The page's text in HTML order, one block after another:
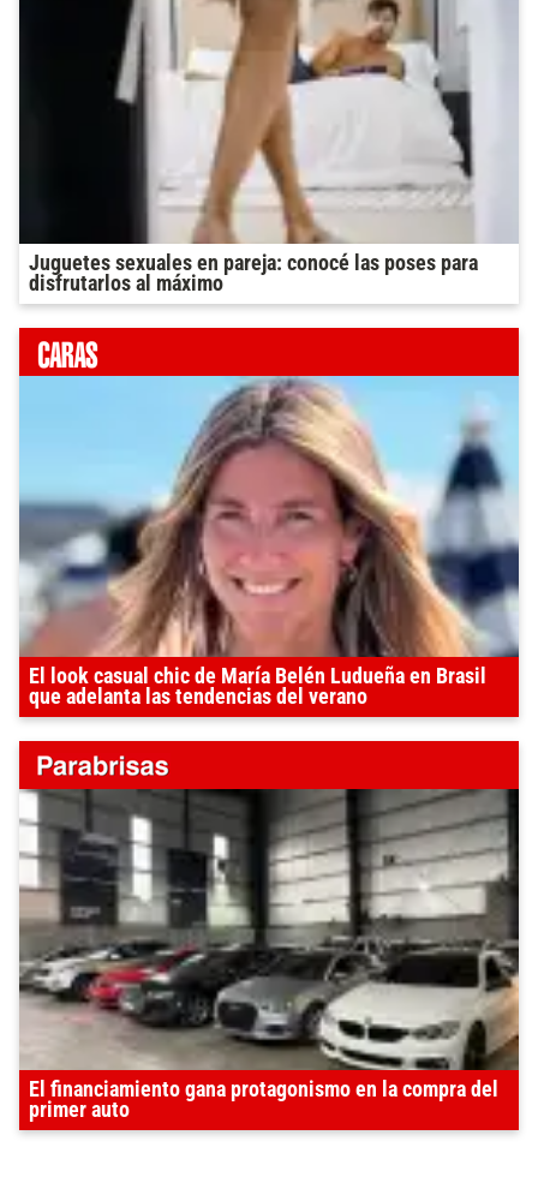
Juguetes sexuales en pareja: conocé las poses para
disfrutarlos al máximo
El look casual chic de María Belén Ludueña en Brasil
que adelanta las tendencias del verano
El financiamiento gana protagonismo en la compra del
primer auto